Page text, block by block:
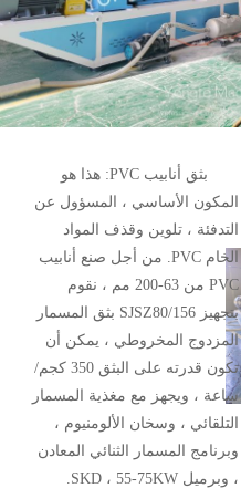
بثق أنابيب PVC: هذا هو
المكون الأساسي ، المسؤول عن
التدفئة ، تلوين وقذف المواد
الخام PVC. من أجل صنع أنابيب
PVC من 63-200 مم ، نقوم
بتجهيز SJSZ80/156 بثق المسمار
المزدوج المخروطي ، يمكن أن
تكون قدرته على البثق 350 كجم/
ساعة ، ويجهز مع مغذية المسمار
التلقائي ، وسخان الألومنيوم ،
وبرنامج المسمار الثنائي المعادن
، وبرميل SKD ، 55-75KW.